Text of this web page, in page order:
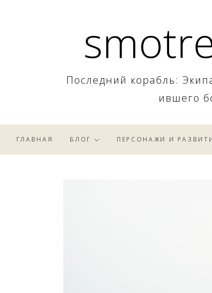
Последний корабль:
ившего
ГЛАВНАЯ БЛОГ ПЕРСОНАЖИ И